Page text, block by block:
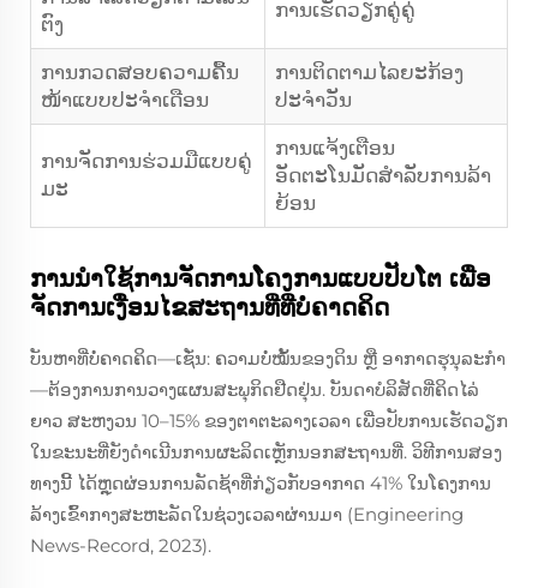
ຕົງ
ການເຮັດວຽກຄູ່ຄູ່
ການກວດສອບຄວາມຄື້ນ
ໜ້າແບບປະຈຳເດືອນ
ການຕິດຕາມໄລຍະກ້ອງ
ປະຈຳວັນ
ການຈັດການຮ່ວມມືແບບຄູ່
ມະ
ການແຈ້ງເຕືອນ
ອັດຕະໂນມັດສຳລັບການລ້າ
ຍ້ອນ
ການນຳໃຊ້ການຈັດການໂຄງການແບບປັບໂຕ ເພື່ອ
ຈັດການເງື່ອນໄຂສະຖານທີ່ທີ່ບໍ່ຄາດຄິດ
ບັນຫາທີ່ບໍ່ຄາດຄິດ—ເຊັ່ນ: ຄວາມບໍ່ໝັ້ນຂອງດິນ ຫຼື ອາກາດຮຸນຸລະກຳ
—ຕ້ອງການການວາງແຜນສະພຸກິດຢືດຢຸ່ນ. ບັນດາບໍລິສັດທີ່ຄິດໄລ່
ຍາວ ສະຫງວນ 10–15% ຂອງຕາຕະລາງເວລາ ເພື່ອປັບການເຮັດວຽກ
ໃນຂະນະທີ່ຍັງດຳເນີນການຜະລິດເຫຼັກນອກສະຖານທີ່. ວິທີການສອງ
ທາງນີ້ ໄດ້ຫຼຸດຜ່ອນການລັດຊ້າທີ່ກ່ຽວກັບອາກາດ 41% ໃນໂຄງການ
ລ້າງເຂົ້າກາງສະຫະລັດໃນຊ່ວງເວລາຜ່ານມາ (Engineering
News-Record, 2023).